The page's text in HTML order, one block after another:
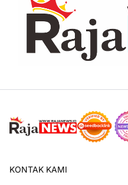
KONTAK KAMI